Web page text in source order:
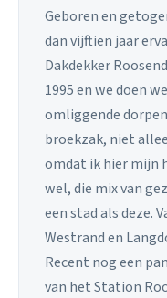
Geboren en
dan vijftien jaar
Dakdekker
1995 en we doen
omliggende
broekzak, niet
omdat ik hier mijn
wel, die mix van
een stad als deze.
Westrand en
Recent nog een
van het Station